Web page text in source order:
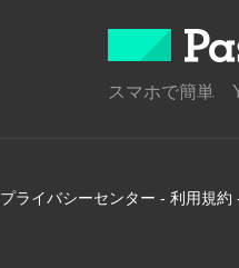
スマホで簡単
プライバシーセンター - 利用規約